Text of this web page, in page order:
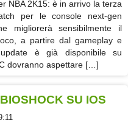
NBA 2K15: è in arrivo la terza
per le console next-gen
migliorerà sensibilmente il
a partire dal gameplay e
è già disponibile su
dovranno aspettare […]
SU IOS